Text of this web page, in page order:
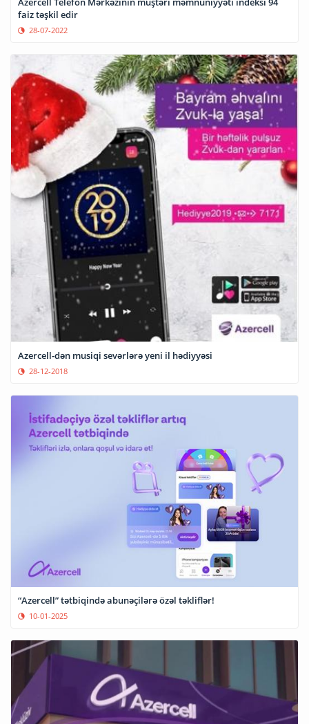
faiz təşkil edir
28-07-2022
Azercell-dən musiqi sevərlərə yeni il hədiyyəsi
28-12-2018
“Azercell” tətbiqində abunəçilərə özəl təkliflər!
10-01-2025